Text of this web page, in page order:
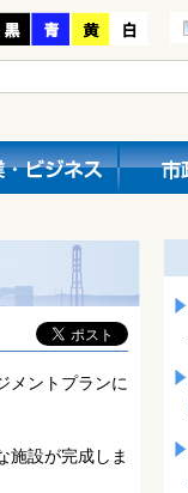
メントプランに
施設が完成しま